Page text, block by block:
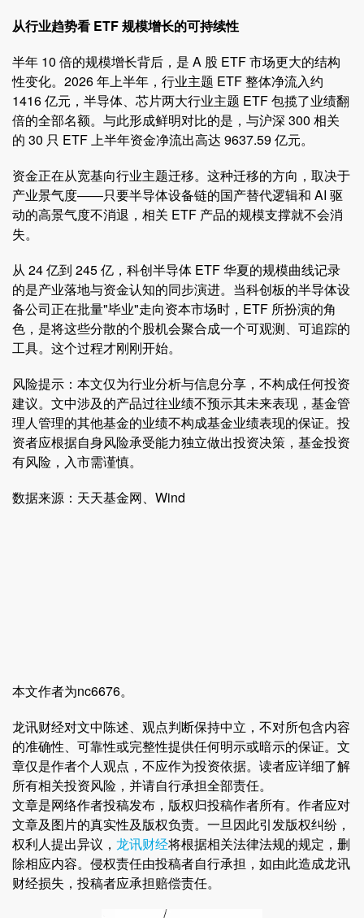
从行业趋势看 ETF 规模增长的可持续性
半年 10 倍的规模增长背后，是 A 股 ETF 市场更大的结构
性变化。2026 年上半年，行业主题 ETF 整体净流入约
1416 亿元，半导体、芯片两大行业主题 ETF 包揽了业绩翻
倍的全部名额。与此形成鲜明对比的是，与沪深 300 相关
的 30 只 ETF 上半年资金净流出高达 9637.59 亿元。
资金正在从宽基向行业主题迁移。这种迁移的方向，取决于
产业景气度——只要半导体设备链的国产替代逻辑和 AI 驱
动的高景气度不消退，相关 ETF 产品的规模支撑就不会消
失。
从 24 亿到 245 亿，科创半导体 ETF 华夏的规模曲线记录
的是产业落地与资金认知的同步演进。当科创板的半导体设
备公司正在批量"毕业"走向资本市场时，ETF 所扮演的角
色，是将这些分散的个股机会聚合成一个可观测、可追踪的
工具。这个过程才刚刚开始。
风险提示：本文仅为行业分析与信息分享，不构成任何投资
建议。文中涉及的产品过往业绩不预示其未来表现，基金管
理人管理的其他基金的业绩不构成基金业绩表现的保证。投
资者应根据自身风险承受能力独立做出投资决策，基金投资
有风险，入市需谨慎。
数据来源：天天基金网、Wind
本文作者为nc6676。
龙讯财经对文中陈述、观点判断保持中立，不对所包含内容
的准确性、可靠性或完整性提供任何明示或暗示的保证。文
章仅是作者个人观点，不应作为投资依据。读者应详细了解
所有相关投资风险，并请自行承担全部责任。
文章是网络作者投稿发布，版权归投稿作者所有。作者应对
文章及图片的真实性及版权负责。一旦因此引发版权纠纷，
权利人提出异议， 龙讯财经将根据相关法律法规的规定，删
除相应内容。侵权责任由投稿者自行承担，如由此造成龙讯
财经损失，投稿者应承担赔偿责任。